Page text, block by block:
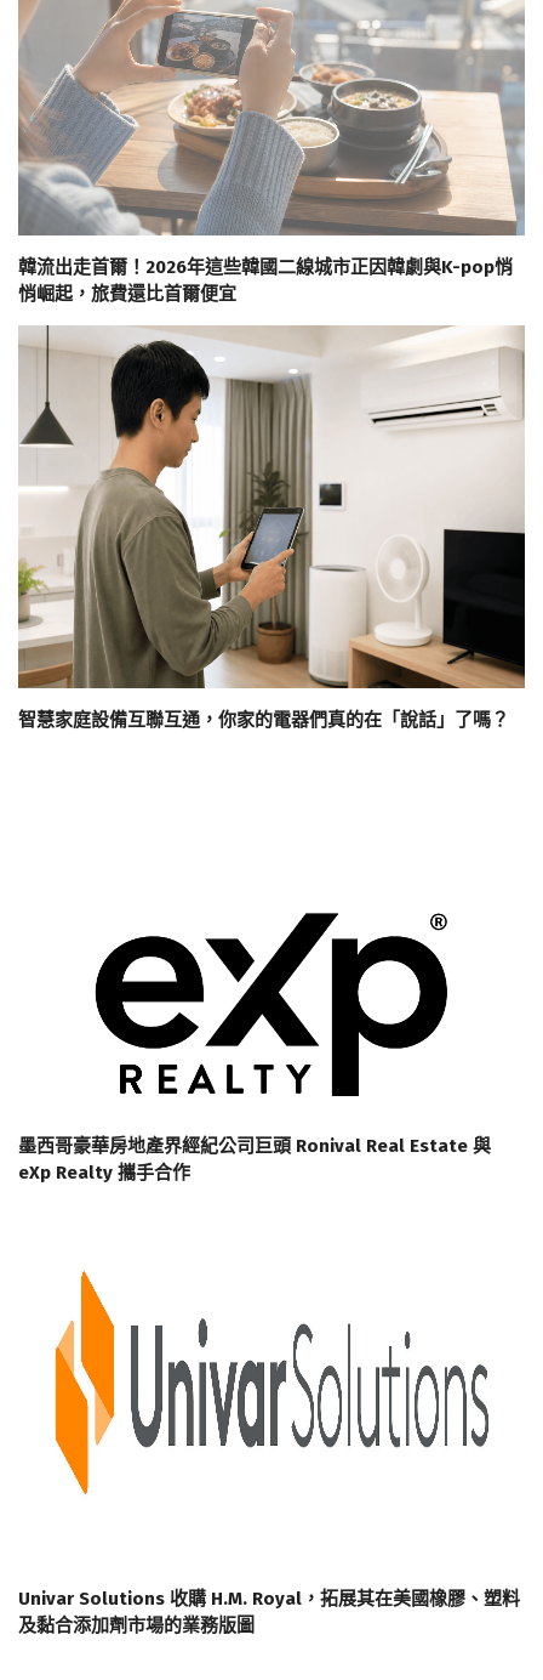
韓流出走首爾！2026年這些韓國二線城市正因韓劇與K-pop悄
悄崛起，旅費還比首爾便宜
智慧家庭設備互聯互通，你家的電器們真的在「說話」了嗎？
墨西哥豪華房地產界經紀公司巨頭 Ronival Real Estate 與
eXp Realty 攜手合作
Univar Solutions 收購 H.M. Royal，拓展其在美國橡膠、塑料
及黏合添加劑市場的業務版圖